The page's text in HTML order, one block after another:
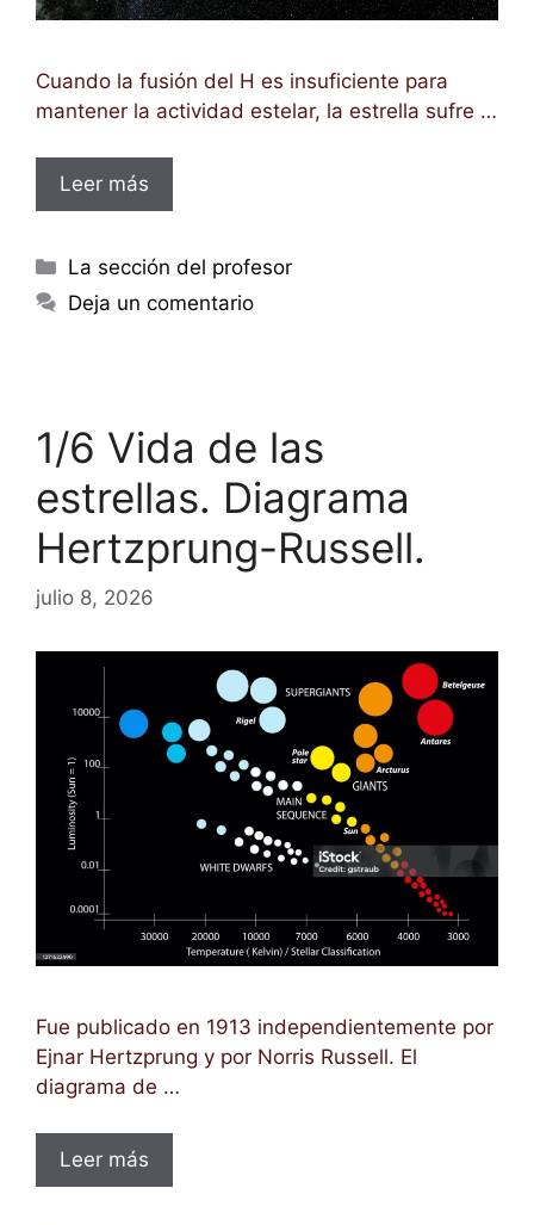
Cuando la fusión del H es insuficiente para
mantener la actividad estelar, la estrella sufre …
Leer más
Categorías
La sección del profesor
Deja un comentario
1/6 Vida de las
estrellas. Diagrama
Hertzprung-Russell.
julio 8, 2026
Fue publicado en 1913 independientemente por
Ejnar Hertzprung y por Norris Russell. El
diagrama de …
Leer más